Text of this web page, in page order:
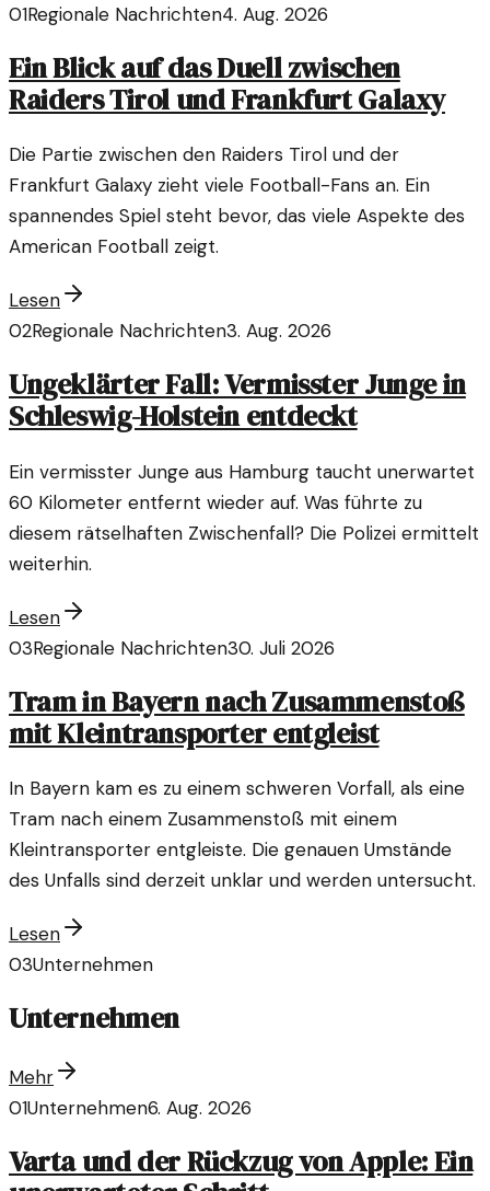
01Regionale Nachrichten4. Aug. 2026
Ein Blick auf das Duell zwischen
Raiders Tirol und Frankfurt Galaxy
Die Partie zwischen den Raiders Tirol und der
Frankfurt Galaxy zieht viele Football-Fans an. Ein
spannendes Spiel steht bevor, das viele Aspekte des
American Football zeigt.
Lesen
02Regionale Nachrichten3. Aug. 2026
Ungeklärter Fall: Vermisster Junge in
Schleswig-Holstein entdeckt
Ein vermisster Junge aus Hamburg taucht unerwartet
60 Kilometer entfernt wieder auf. Was führte zu
diesem rätselhaften Zwischenfall? Die Polizei ermittelt
weiterhin.
Lesen
03Regionale Nachrichten30. Juli 2026
Tram in Bayern nach Zusammenstoß
mit Kleintransporter entgleist
In Bayern kam es zu einem schweren Vorfall, als eine
Tram nach einem Zusammenstoß mit einem
Kleintransporter entgleiste. Die genauen Umstände
des Unfalls sind derzeit unklar und werden untersucht.
Lesen
03Unternehmen
Unternehmen
Mehr
01Unternehmen6. Aug. 2026
Varta und der Rückzug von Apple: Ein